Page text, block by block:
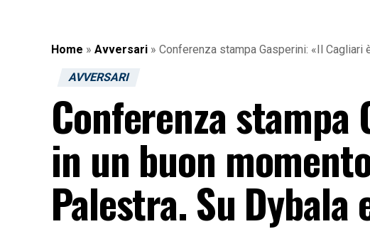
Home » Avversari » Conferenza stampa Gasperini: «Il
AVVERSARI
Conferenza
in un buon
Palestra. Su Dybala